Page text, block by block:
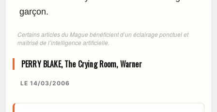
garçon.
Certains articles du Mague bénéficient d’un éclairage ponctuel et
maîtrisé de l’intelligence artificielle.
PERRY BLAKE, The Crying Room, Warner
LE 14/03/2006